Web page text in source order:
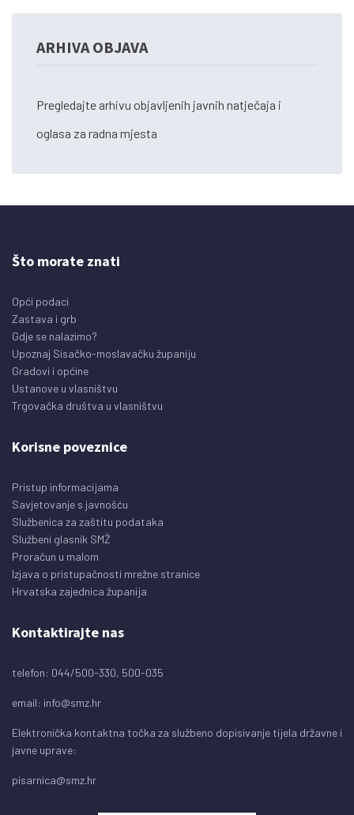
ARHIVA OBJAVA
Pregledajte arhivu objavljenih javnih natječaja i
oglasa za radna mjesta
Što morate znati
Opći podaci
Zastava i grb
Gdje se nalazimo?
Upoznaj Sisačko-moslavačku županiju
Gradovi i općine
Ustanove u vlasništvu
Trgovačka društva u vlasništvu
Korisne poveznice
Pristup informacijama
Savjetovanje s javnošću
Službenica za zaštitu podataka
Službeni glasnik SMŽ
Proračun u malom
Izjava o pristupačnosti mrežne stranice
Hrvatska zajednica županija
Kontaktirajte nas
telefon: 044/500-330, 500-035
email: info@smz.hr
Elektronička kontaktna točka za službeno dopisivanje tijela državne i
javne uprave:
pisarnica@smz.hr